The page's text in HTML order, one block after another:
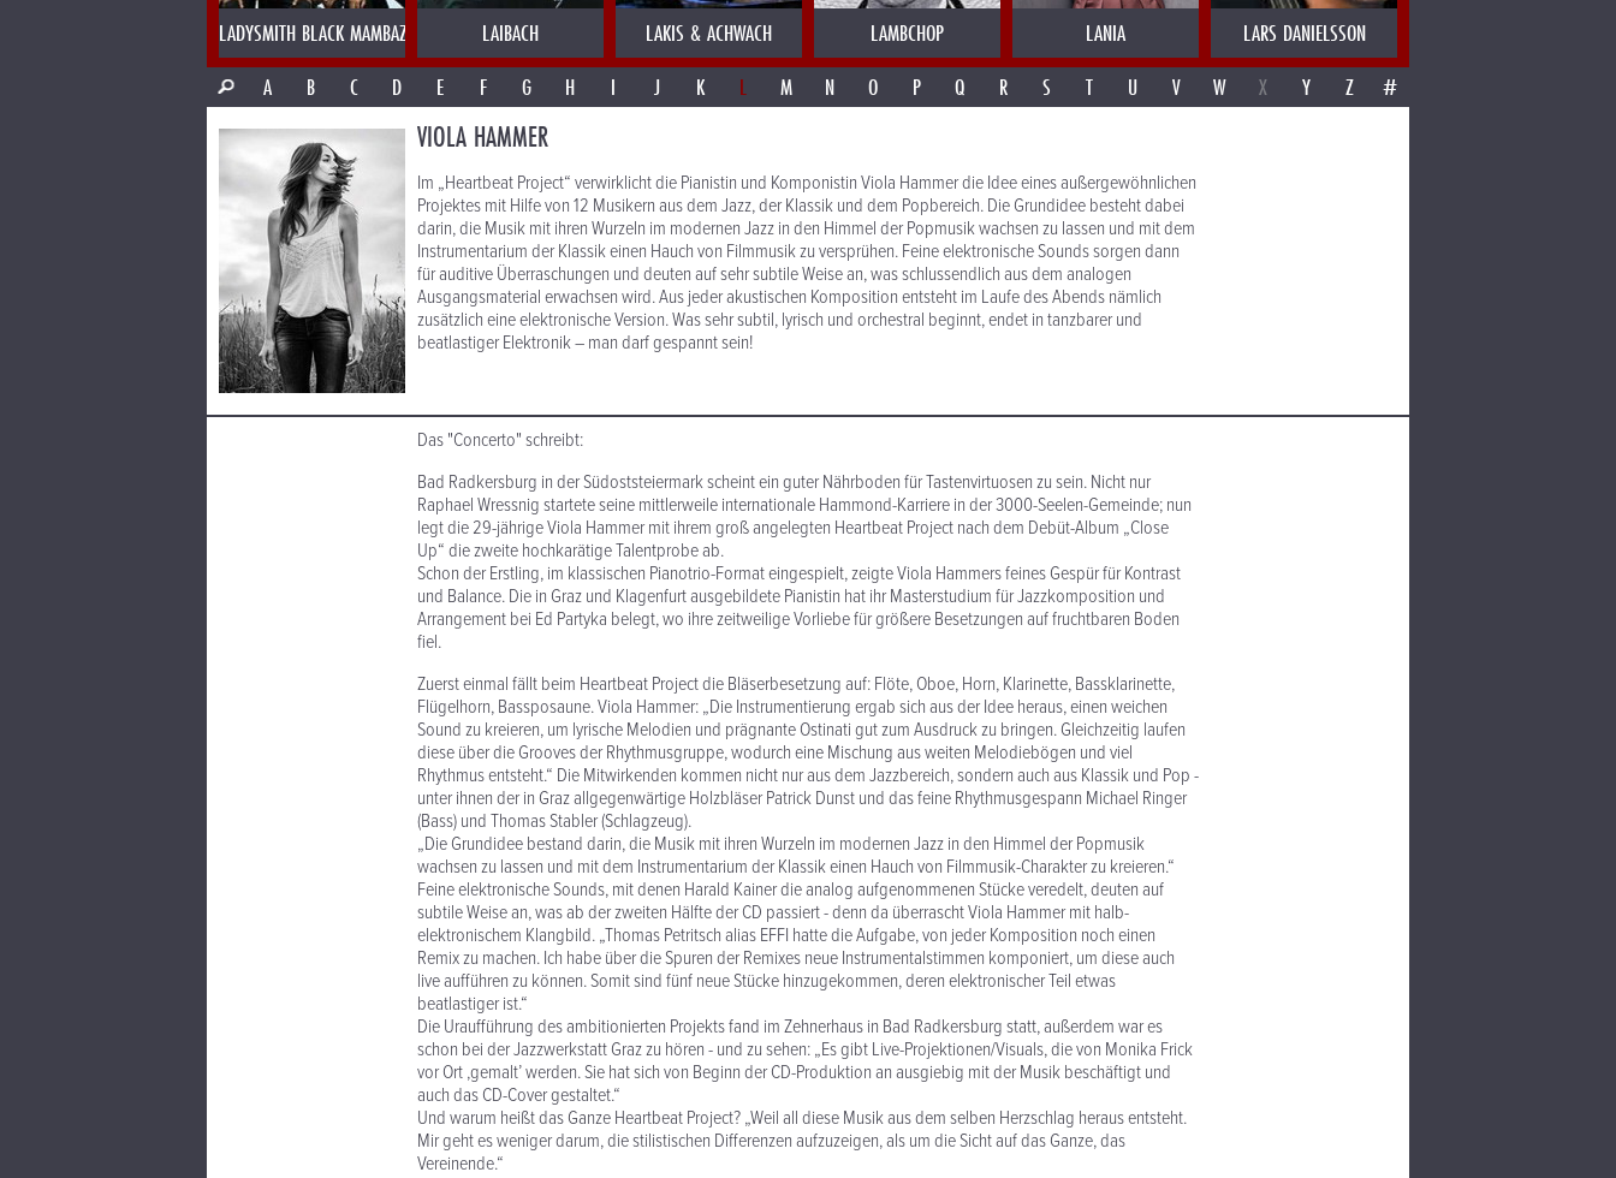
LADYSMITH BLACK MAMBAZO LAIBACH LAKIS & ACHWACH LAMBCHOP LANIA LARS DANIELSSON
A
B C D E F G H I J K L M N O P Q R S T U V W X Y Z #
VIOLA HAMMER
Im „Heartbeat Project“ verwirklicht die Pianistin und Komponistin Viola Hammer die Idee eines außergewöhnlichen
Projektes mit Hilfe von 12 Musikern aus dem Jazz, der Klassik und dem Popbereich. Die Grundidee besteht dabei
darin, die Musik mit ihren Wurzeln im modernen Jazz in den Himmel der Popmusik wachsen zu lassen und mit dem
Instrumentarium der Klassik einen Hauch von Filmmusik zu versprühen. Feine elektronische Sounds sorgen dann
für auditive Überraschungen und deuten auf sehr subtile Weise an, was schlussendlich aus dem analogen
Ausgangsmaterial erwachsen wird. Aus jeder akustischen Komposition entsteht im Laufe des Abends nämlich
zusätzlich eine elektronische Version. Was sehr subtil, lyrisch und orchestral beginnt, endet in tanzbarer und
beatlastiger Elektronik – man darf gespannt sein!
Das "Concerto" schreibt:
Bad Radkersburg in der Südoststeiermark scheint ein guter Nährboden für Tastenvirtuosen zu sein. Nicht nur
Raphael Wressnig startete seine mittlerweile internationale Hammond-Karriere in der 3000-Seelen-Gemeinde; nun
legt die 29-jährige Viola Hammer mit ihrem groß angelegten Heartbeat Project nach dem Debüt-Album „Close
Up“ die zweite hochkarätige Talentprobe ab.
Schon der Erstling, im klassischen Pianotrio-Format eingespielt, zeigte Viola Hammers feines Gespür für Kontrast
und Balance. Die in Graz und Klagenfurt ausgebildete Pianistin hat ihr Masterstudium für Jazzkomposition und
Arrangement bei Ed Partyka belegt, wo ihre zeitweilige Vorliebe für größere Besetzungen auf fruchtbaren Boden
fiel.
Zuerst einmal fällt beim Heartbeat Project die Bläserbesetzung auf: Flöte, Oboe, Horn, Klarinette, Bassklarinette,
Flügelhorn, Bassposaune. Viola Hammer: „Die Instrumentierung ergab sich aus der Idee heraus, einen weichen
Sound zu kreieren, um lyrische Melodien und prägnante Ostinati gut zum Ausdruck zu bringen. Gleichzeitig laufen
diese über die Grooves der Rhythmusgruppe, wodurch eine Mischung aus weiten Melodiebögen und viel
Rhythmus entsteht.“ Die Mitwirkenden kommen nicht nur aus dem Jazzbereich, sondern auch aus Klassik und Pop -
unter ihnen der in Graz allgegenwärtige Holzbläser Patrick Dunst und das feine Rhythmusgespann Michael Ringer
(Bass) und Thomas Stabler (Schlagzeug).
„Die Grundidee bestand darin, die Musik mit ihren Wurzeln im modernen Jazz in den Himmel der Popmusik
wachsen zu lassen und mit dem Instrumentarium der Klassik einen Hauch von Filmmusik-Charakter zu kreieren.“
Feine elektronische Sounds, mit denen Harald Kainer die analog aufgenommenen Stücke veredelt, deuten auf
subtile Weise an, was ab der zweiten Hälfte der CD passiert - denn da überrascht Viola Hammer mit halb-
elektronischem Klangbild. „Thomas Petritsch alias EFFI hatte die Aufgabe, von jeder Komposition noch einen
Remix zu machen. Ich habe über die Spuren der Remixes neue Instrumentalstimmen komponiert, um diese auch
live aufführen zu können. Somit sind fünf neue Stücke hinzugekommen, deren elektronischer Teil etwas
beatlastiger ist.“
Die Uraufführung des ambitionierten Projekts fand im Zehnerhaus in Bad Radkersburg statt, außerdem war es
schon bei der Jazzwerkstatt Graz zu hören - und zu sehen: „Es gibt Live-Projektionen/Visuals, die von Monika Frick
vor Ort ,gemalt’ werden. Sie hat sich von Beginn der CD-Produktion an ausgiebig mit der Musik beschäftigt und
auch das CD-Cover gestaltet.“
Und warum heißt das Ganze Heartbeat Project? „Weil all diese Musik aus dem selben Herzschlag heraus entsteht.
Mir geht es weniger darum, die stilistischen Differenzen aufzuzeigen, als um die Sicht auf das Ganze, das
Vereinende.“